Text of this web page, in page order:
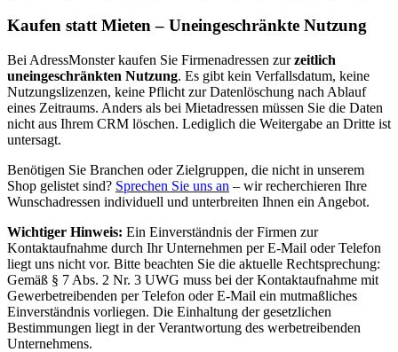
Kaufen statt Mieten – Uneingeschränkte Nutzung
Bei AdressMonster kaufen Sie Firmenadressen zur zeitlich
uneingeschränkten Nutzung. Es gibt kein Verfallsdatum, keine
Nutzungslizenzen, keine Pflicht zur Datenlöschung nach Ablauf
eines Zeitraums. Anders als bei Mietadressen müssen Sie die Daten
nicht aus Ihrem CRM löschen. Lediglich die Weitergabe an Dritte ist
untersagt.
Benötigen Sie Branchen oder Zielgruppen, die nicht in unserem
Shop gelistet sind? Sprechen Sie uns an – wir recherchieren Ihre
Wunschadressen individuell und unterbreiten Ihnen ein Angebot.
Wichtiger Hinweis: Ein Einverständnis der Firmen zur
Kontaktaufnahme durch Ihr Unternehmen per E-Mail oder Telefon
liegt uns nicht vor. Bitte beachten Sie die aktuelle Rechtsprechung:
Gemäß § 7 Abs. 2 Nr. 3 UWG muss bei der Kontaktaufnahme mit
Gewerbetreibenden per Telefon oder E-Mail ein mutmaßliches
Einverständnis vorliegen. Die Einhaltung der gesetzlichen
Bestimmungen liegt in der Verantwortung des werbetreibenden
Unternehmens.